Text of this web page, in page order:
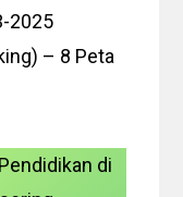
2025
– 8 Peta
di